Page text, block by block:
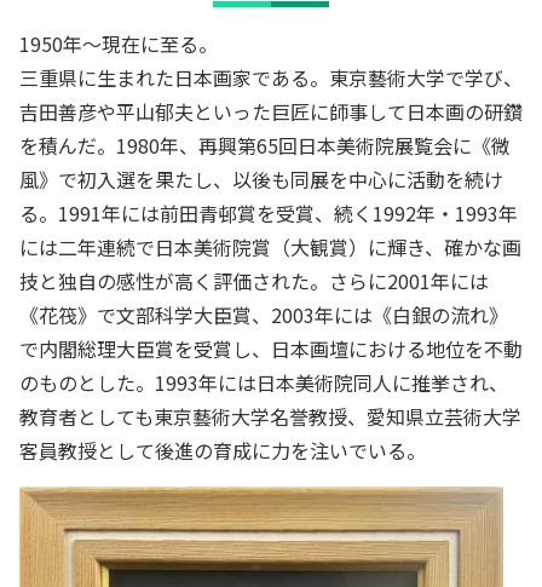
1950年～現在に至る。
三重県に生まれた日本画家である。東京藝術大学で学び、
吉田善彦や平山郁夫といった巨匠に師事して日本画の研鑽
を積んだ。1980年、再興第65回日本美術院展覧会に《微
風》で初入選を果たし、以後も同展を中心に活動を続け
る。1991年には前田青邨賞を受賞、続く1992年・1993年
には二年連続で日本美術院賞（大観賞）に輝き、確かな画
技と独自の感性が高く評価された。さらに2001年には
《花筏》で文部科学大臣賞、2003年には《白銀の流れ》
で内閣総理大臣賞を受賞し、日本画壇における地位を不動
のものとした。1993年には日本美術院同人に推挙され、
教育者としても東京藝術大学名誉教授、愛知県立芸術大学
客員教授として後進の育成に力を注いでいる。